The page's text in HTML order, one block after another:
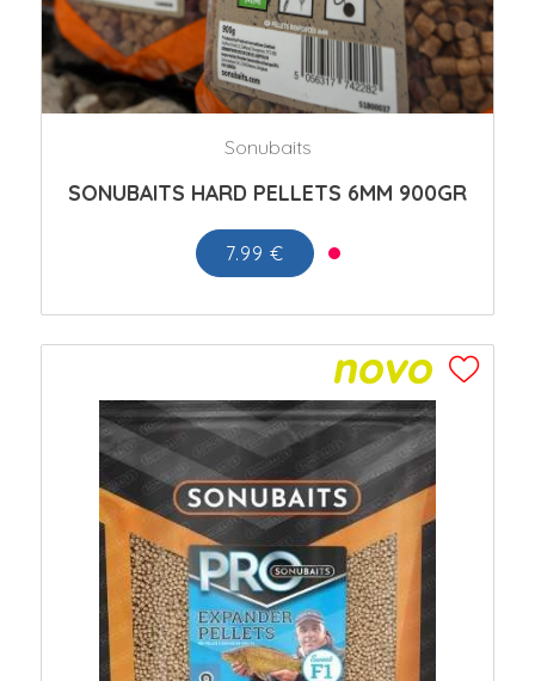
Sonubaits
SONUBAITS HARD PELLETS 6MM 900GR
7.99 €